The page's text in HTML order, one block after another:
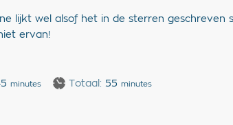
lijkt wel alsof het in de sterren geschreven
ervan!
minutes Totaal: 55 minutes